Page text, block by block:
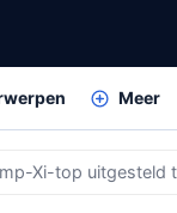
Meer
Xi-top uitgesteld